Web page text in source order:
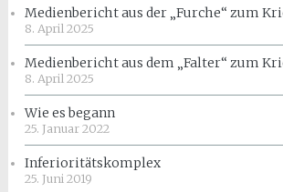
Medienbericht aus der „Furche“ zum
8. April 2025
Medienbericht aus dem „Falter“ zum
8. April 2025
Wie es begann
25. Januar 2022
Inferioritätskomplex
25. Juni 2019